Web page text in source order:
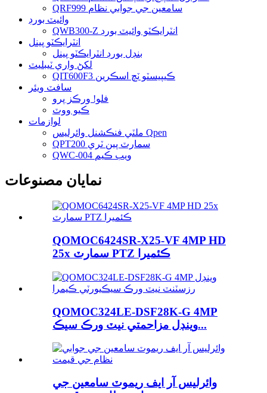
QRF999 سامعين جي جوابي نظام
وائيٽ بورڊ
QWB300-Z انٽرايڪٽو وائيٽ بورڊ
انٽرايڪٽو پينل
بنڊل بورڊ انٽرايڪٽو پينل
لکڻ واري ٽيبليٽ
QIT600F3 ڪيپيسٽو ٽچ اسڪرين
سافٽ ويئر
فلو! ورڪز پرو
ڪيو ووٽ
لوازمات
ملٽي فنڪشنل وائرليس Qpen
QPT200 سمارٽ پين ٽري
QWC-004 ويب ڪيم
نمايان مصنوعات
QOMOC6424SR-X25-VF 4MP HD
25x سمارٽ PTZ ڪئميرا
QOMOC324LE-DSF28K-G 4MP
وينڊل مزاحمتي نيٽ ورڪ سيڪ...
وائرليس آر ايف ريموٽ سامعين جي